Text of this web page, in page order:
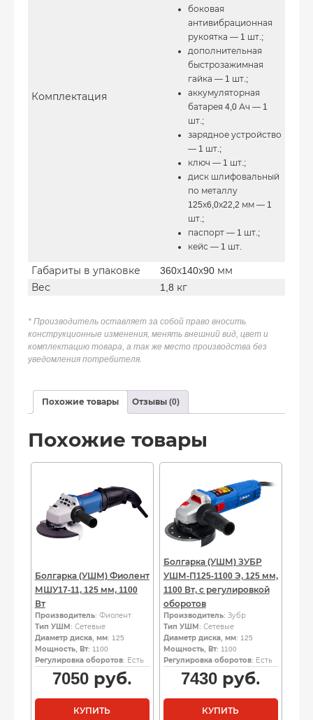
Комплектация
боковая
антивибрационная
рукоятка — 1 шт.;
дополнительная
быстрозажимная
гайка — 1 шт.;
аккумуляторная
батарея 4,0 Ач — 1
шт.;
зарядное устройство
— 1 шт.;
ключ — 1 шт.;
диск шлифовальный
по металлу
125х6,0х22,2 мм — 1
шт.;
паспорт — 1 шт.;
кейс — 1 шт.
Габариты в упаковке
360х140х90 мм
Вес
1,8 кг
* Производитель оставляет за собой право вносить
конструкционные изменения, менять внешний вид, цвет и
комплектацию товара, а так же место производства без
уведомления потребителя.
Похожие товары Отзывы (0)
Похожие товары
Болгарка (УШМ) Фиолент
МШУ17-11, 125 мм, 1100
Вт
Производитель: Фиолент
Тип УШМ : Сетевые
Диаметр диска, мм: 125
Мощность, Вт: 1100
Регулировка оборотов: Есть
7050руб.
КУПИТЬ
Болгарка (УШМ) ЗУБР
УШМ-П125-1100 Э, 125 мм,
1100 Вт, с регулировкой
оборотов
Производитель: Зубр
Тип УШМ : Сетевые
Диаметр диска, мм: 125
Мощность, Вт: 1100
Регулировка оборотов: Есть
7430руб.
КУПИТЬ